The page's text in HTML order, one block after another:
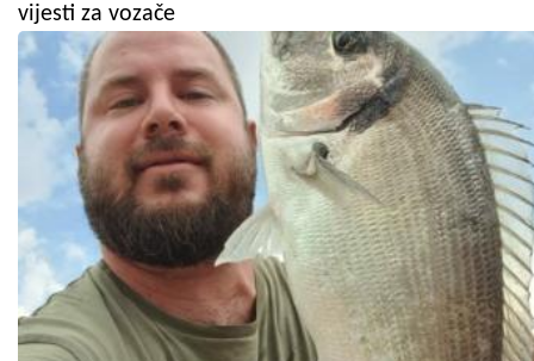
vijesti za vozače